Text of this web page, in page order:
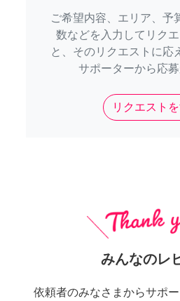
ご希望内容、エリア、予
数などを入力してリク
と、そのリクエストに応
サポーターから応募
リクエスト
みんなのレ
依頼者のみなさまからサポ